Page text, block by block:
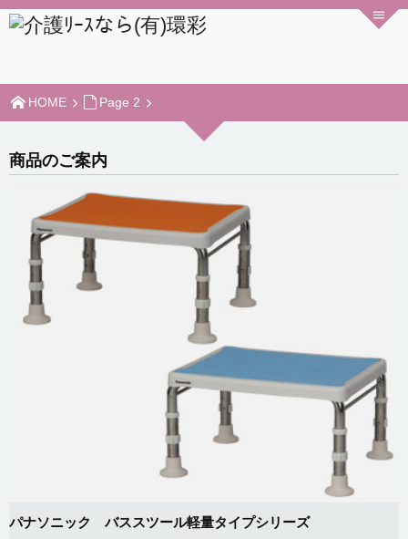
HOME Page 2
商品のご案内
パナソニック バススツール軽量タイプシリーズ